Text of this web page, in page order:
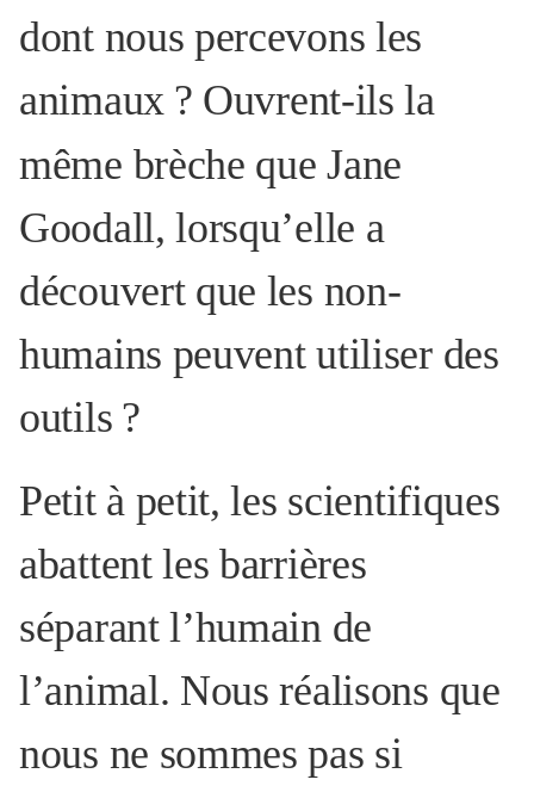
dont nous percevons les
animaux ? Ouvrent-ils la
même brèche que Jane
Goodall, lorsqu’elle a
découvert que les non-
humains peuvent utiliser des
outils ?
Petit à petit, les scientifiques
abattent les barrières
séparant l’humain de
l’animal. Nous réalisons que
nous ne sommes pas si